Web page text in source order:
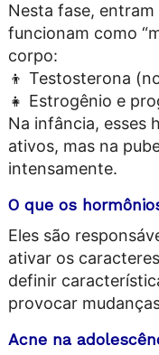
Nesta fase,
funcionam como
corpo:
👦 Testosterona
👧 Estrogênio e
Na infância, esses
ativos, mas na
intensamente.
O que os
Eles são
ativar os
definir
provocar
Acne na